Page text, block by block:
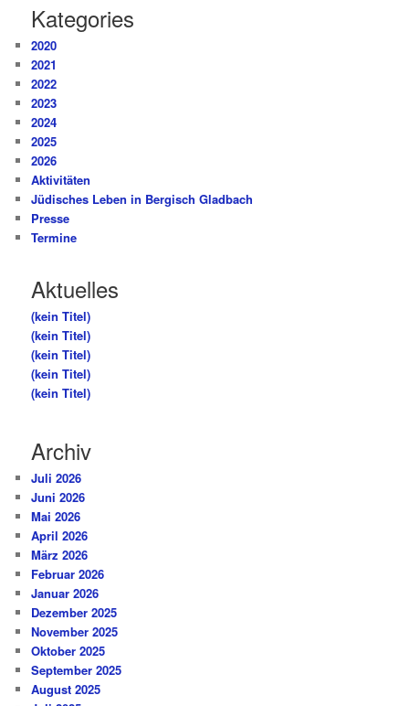
Kategories
2020
2021
2022
2023
2024
2025
2026
Aktivitäten
Jüdisches Leben in Bergisch Gladbach
Presse
Termine
Aktuelles
(kein Titel)
(kein Titel)
(kein Titel)
(kein Titel)
(kein Titel)
Archiv
Juli 2026
Juni 2026
Mai 2026
April 2026
März 2026
Februar 2026
Januar 2026
Dezember 2025
November 2025
Oktober 2025
September 2025
August 2025